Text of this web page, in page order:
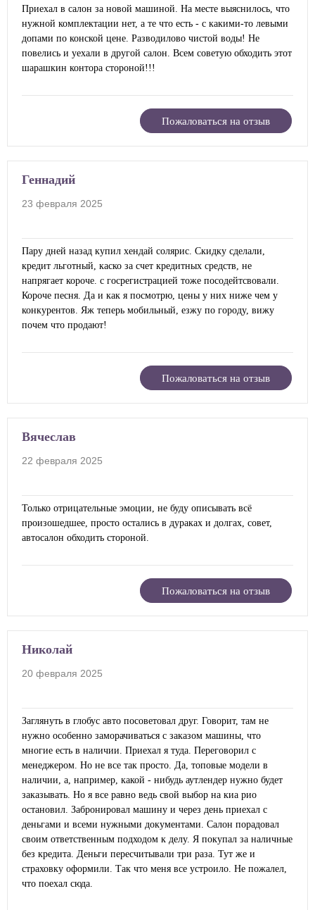
Приехал в салон за новой машиной. На месте выяснилось, что
нужной комплектации нет, а те что есть - с какими-то левыми
допами по конской цене. Разводилово чистой воды! Не
повелись и уехали в другой салон. Всем советую обходить этот
шарашкин контора стороной!!!
Пожаловаться на отзыв
Геннадий
23 февраля 2025
Пару дней назад купил хендай солярис. Скидку сделали,
кредит льготный, каско за счет кредитных средств, не
напрягает короче. с госрегистрацией тоже посодейтсвовали.
Короче песня. Да и как я посмотрю, цены у них ниже чем у
конкурентов. Яж теперь мобильный, езжу по городу, вижу
почем что продают!
Пожаловаться на отзыв
Вячеслав
22 февраля 2025
Только отрицательные эмоции, не буду описывать всё
произошедшее, просто остались в дураках и долгах, совет,
автосалон обходить стороной.
Пожаловаться на отзыв
Николай
20 февраля 2025
Заглянуть в глобус авто посоветовал друг. Говорит, там не
нужно особенно заморачиваться с заказом машины, что
многие есть в наличии. Приехал я туда. Переговорил с
менеджером. Но не все так просто. Да, топовые модели в
наличии, а, например, какой - нибудь аутлендер нужно будет
заказывать. Но я все равно ведь свой выбор на киа рио
остановил. Забронировал машину и через день приехал с
деньгами и всеми нужными документами. Салон порадовал
своим ответственным подходом к делу. Я покупал за наличные
без кредита. Деньги пересчитывали три раза. Тут же и
страховку оформили. Так что меня все устроило. Не пожалел,
что поехал сюда.